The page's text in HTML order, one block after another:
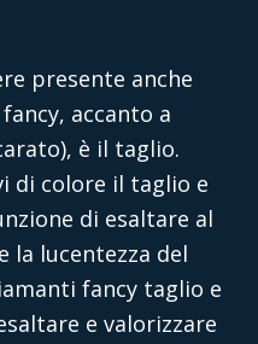
presente anche
accanto a
è il taglio.
di colore il taglio e
di esaltare al
la lucentezza del
fancy taglio e
e valorizzare